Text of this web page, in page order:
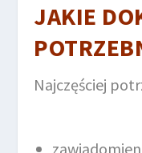
JAKIE
Najczęściej